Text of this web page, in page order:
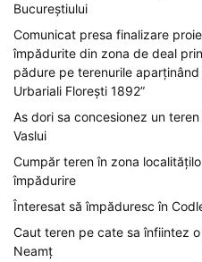
Bucureștiului
Comunicat presa finalizare
împădurite din zona de deal
pădure pe terenurile
Urbariali Florești 1892”
As dori sa concesionez un
Vaslui
Cumpăr teren în zona
împădurire
Înteresat să împăduresc în
Caut teren pe cate sa înfiintez
Neamț